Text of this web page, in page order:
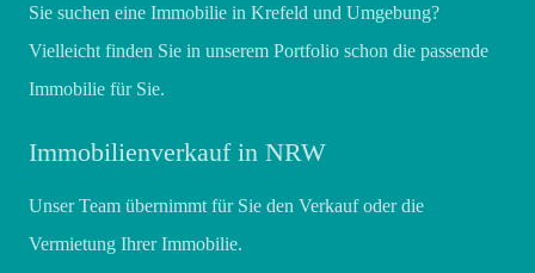
Sie suchen eine Immobilie in Krefeld und Umgebung?
Vielleicht finden Sie in unserem Portfolio schon die passende
Immobilie für Sie.
Immobilienverkauf in NRW
Unser Team übernimmt für Sie den Verkauf oder die
Vermietung Ihrer Immobilie.